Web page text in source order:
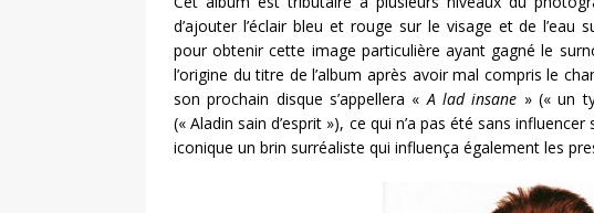
d’ajouter l’éclair bleu et rouge sur le visage et de l’eau
pour obtenir cette image particulière ayant gagné le
l’origine du titre de l’album après avoir mal compris le
son prochain disque s’appellera « A lad insane » (« un
(« Aladin sain d’esprit »), ce qui n’a pas été sans
iconique un brin surréaliste qui influença également les